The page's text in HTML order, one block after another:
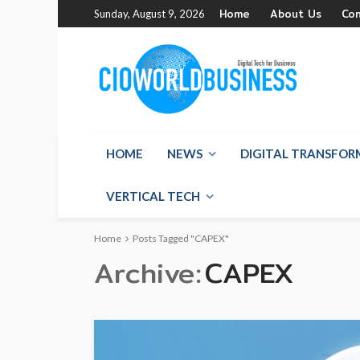
Sunday, August 9, 2026 Home About Us
HOME NEWS DIGITAL
VERTICAL TECH
Home Posts Tagged "CAPEX"
Archive CAPEX